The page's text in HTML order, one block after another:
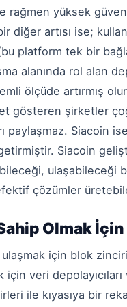
rağmen yüksek
diğer artısı ise;
platform tek bir
alanında rol alan
ölçüde artırmış
gösteren şirketler
paylaşmaz. Siacoin
Siacoin
ulaşabileceği
çözümler
Olmak
için blok
için veri
ile kıyasıya bir